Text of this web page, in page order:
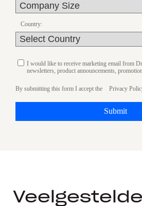
Country:
I would like to receive marketing email from
newsletters, product announcements,
By submitting this form I accept the Privacy
Submit